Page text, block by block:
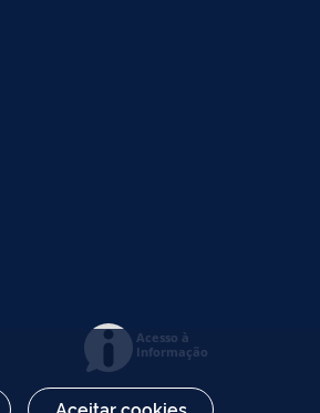
Acesso à
Informação
Aceitar cookies